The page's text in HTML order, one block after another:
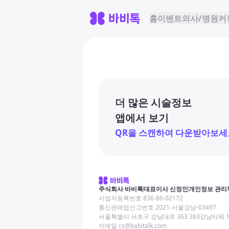
홈이벤트의사/병원커
더 많은 시술정보
앱에서 보기
QR을 스캔하여 다운받아보세
주식회사 바비톡대표이사 신정인개인정보 관리
사업자등록번호 836-86-02172
통신판매업신고번호 2021-서울강남-03497
서울특별시 서초구 강남대로 363 363강남타워
이메일 cs@babitalk.com